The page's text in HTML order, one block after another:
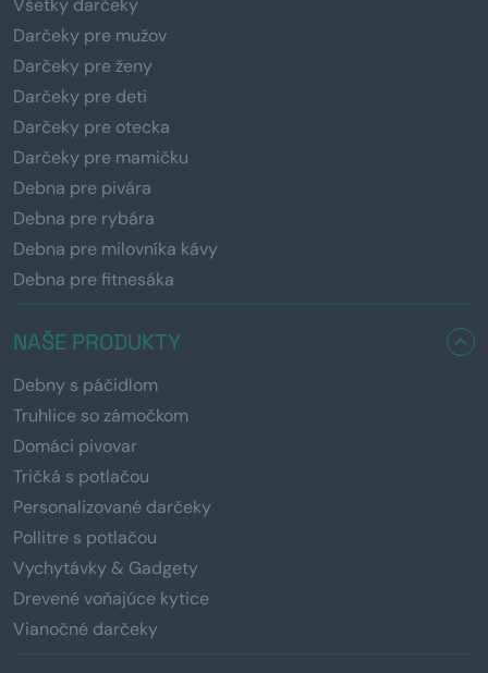
Všetky darčeky
Darčeky pre mužov
Darčeky pre ženy
Darčeky pre deti
Darčeky pre otecka
Darčeky pre mamičku
Debna pre pivára
Debna pre rybára
Debna pre milovníka kávy
Debna pre fitnesáka
NAŠE PRODUKTY
Debny s páčidlom
Truhlice so zámočkom
Domáci pivovar
Tričká s potlačou
Personalizované darčeky
Pollitre s potlačou
Vychytávky & Gadgety
Drevené voňajúce kytice
Vianočné darčeky